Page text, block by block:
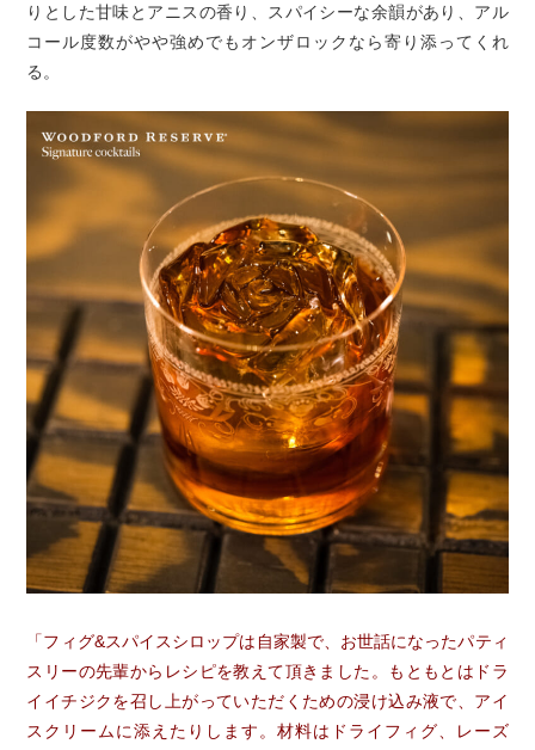
りとした甘味とアニスの香り、スパイシーな余韻があり、アル
コール度数がやや強めでもオンザロックなら寄り添ってくれ
る。
「フィグ&スパイスシロップは自家製で、お世話になったパティ
スリーの先輩からレシピを教えて頂きました。もともとはドラ
イイチジクを召し上がっていただくための浸け込み液で、アイ
スクリームに添えたりします。材料はドライフィグ、レーズ